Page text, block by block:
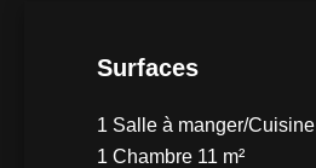
Surfaces
1 Salle à manger/Cuisine
1 Chambre 11 m²